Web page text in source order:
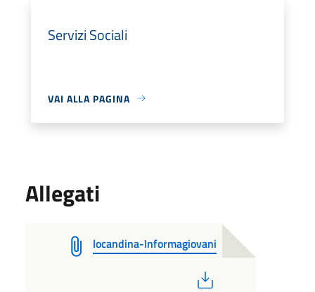
Servizi Sociali
VAI ALLA PAGINA
Allegati
locandina-Informagiovani